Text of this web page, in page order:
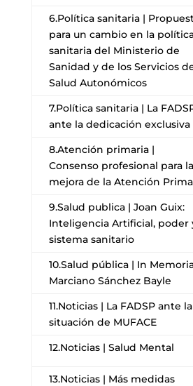
6.Política sanitaria |
para un cambio en la
sanitaria del Ministerio de
Sanidad y de los Servicios
Salud Autonómicos
7.Política sanitaria | La
ante la dedicación exclusiva
8.Atención primaria |
Consenso profesional para la
mejora de la Atención
9.Salud publica | Joan Guix:
Inteligencia Artificial, poder
sistema sanitario
10.Salud pública | In
Marciano Sánchez Bayle
11.Noticias | La FADSP ante la
situación de MUFACE
12.Noticias | Salud Mental
13.Noticias | Más medidas